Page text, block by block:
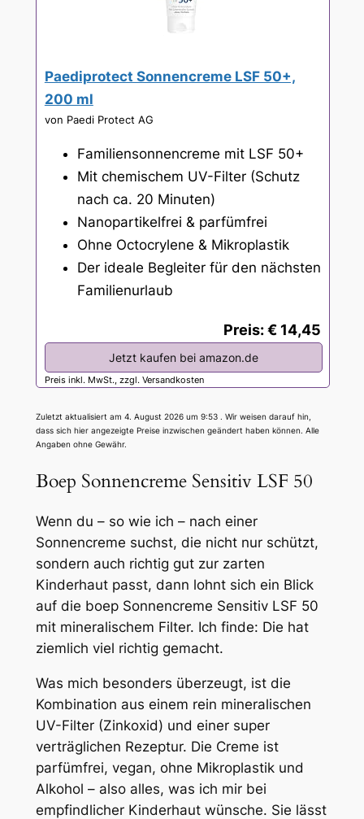
Paediprotect Sonnencreme LSF 50+,
200 ml
von Paedi Protect AG
Familiensonnencreme mit LSF 50+
Mit chemischem UV-Filter (Schutz
nach ca. 20 Minuten)
Nanopartikelfrei & parfümfrei
Ohne Octocrylene & Mikroplastik
Der ideale Begleiter für den nächsten
Familienurlaub
Preis: € 14,45
Jetzt kaufen bei amazon.de
Preis inkl. MwSt., zzgl. Versandkosten
Zuletzt aktualisiert am 4. August 2026 um 9:53 . Wir weisen darauf hin,
dass sich hier angezeigte Preise inzwischen geändert haben können. Alle
Angaben ohne Gewähr.
Boep Sonnencreme Sensitiv LSF 50
Wenn du – so wie ich – nach einer
Sonnencreme suchst, die nicht nur schützt,
sondern auch richtig gut zur zarten
Kinderhaut passt, dann lohnt sich ein Blick
auf die boep Sonnencreme Sensitiv LSF 50
mit mineralischem Filter. Ich finde: Die hat
ziemlich viel richtig gemacht.
Was mich besonders überzeugt, ist die
Kombination aus einem rein mineralischen
UV-Filter (Zinkoxid) und einer super
verträglichen Rezeptur. Die Creme ist
parfümfrei, vegan, ohne Mikroplastik und
Alkohol – also alles, was ich mir bei
empfindlicher Kinderhaut wünsche. Sie lässt